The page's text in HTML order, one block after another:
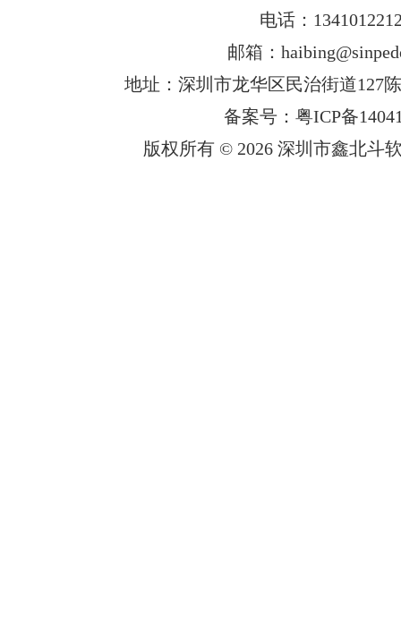
电话：
邮箱：
地址：深圳市龙华区民治街道127
备案号：粤ICP备
版权所有 © 2026 深圳市鑫北斗